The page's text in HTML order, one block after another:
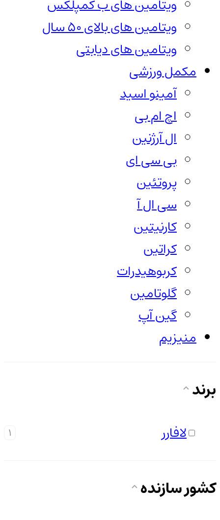
ویتامین های ب کمپلکس
ویتامین های بالای 50 سال
ویتامین های دیابتی
مکمل ورزشی
آمینو اسید
اچ ام بی
ال آرژنین
بی سی ای
پروتئین
سی ال آ
کارنیتین
کراتین
کربوهیدرات
گلوتامین
گین آپ
منیزیم
برند
لافارر 1
کشور سازنده